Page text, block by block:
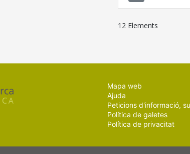
12 Elements
Mapa web
Ajuda
Peticions d'informació,
Política de galetes
Política de privacitat